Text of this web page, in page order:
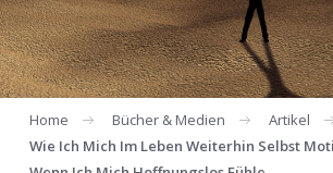
Home Bücher & Medien
Artikel
Wie Ich Mich Im Leben Weiterhin Selbst